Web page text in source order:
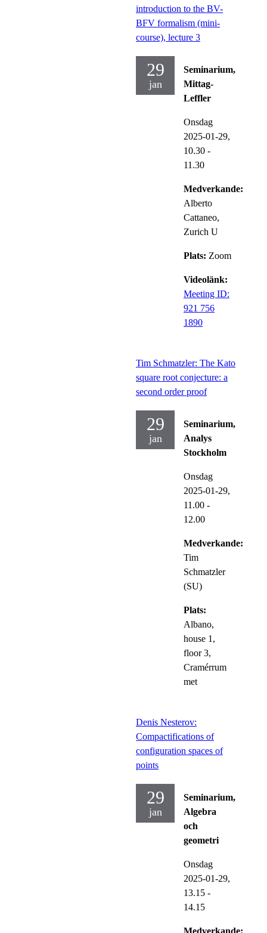
introduction to the BV-
BFV formalism (mini-
course), lecture 3
29
jan
Seminarium,
Mittag-
Leffler
Onsdag
2025-01-29,
10.30 -
11.30
Medverkande:
Alberto
Cattaneo,
Zurich U
Plats: Zoom
Videolänk:
Meeting ID:
921 756
1890
Tim Schmatzler: The Kato
square root conjecture: a
second order proof
29
jan
Seminarium,
Analys
Stockholm
Onsdag
2025-01-29,
11.00 -
12.00
Medverkande:
Tim
Schmatzler
(SU)
Plats:
Albano,
house 1,
floor 3,
Cramérrum
met
Denis Nesterov:
Compactifications of
configuration spaces of
points
29
jan
Seminarium,
Algebra
och
geometri
Onsdag
2025-01-29,
13.15 -
14.15
Medverkande: